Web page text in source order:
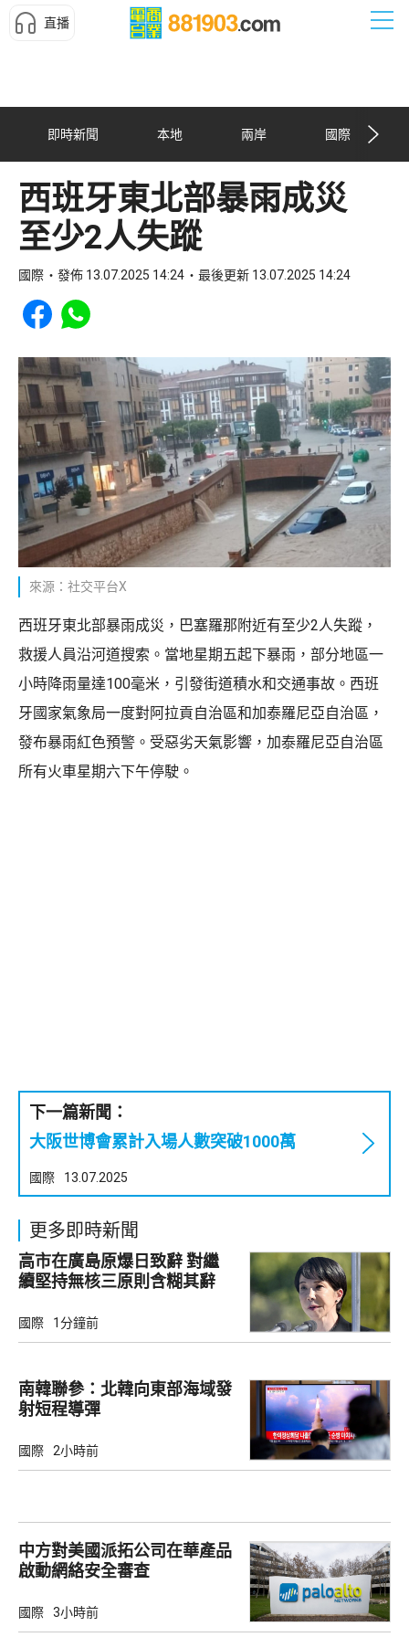
直播
即時新聞 本地 兩岸 國際
西班牙東北部暴雨成災
至少2人失蹤
國際 發佈 13.07.2025 14:24 最後更新 13.07.2025 14:24
Share to Facebook
Share to WhatsApp
來源：社交平台X
西班牙東北部暴雨成災，巴塞羅那附近有至少2人失蹤，
救援人員沿河道搜索。當地星期五起下暴雨，部分地區一
小時降雨量達100毫米，引發街道積水和交通事故。西班
牙國家氣象局一度對阿拉貢自治區和加泰羅尼亞自治區，
發布暴雨紅色預警。受惡劣天氣影響，加泰羅尼亞自治區
所有火車星期六下午停駛。
下一篇新聞：
大阪世博會累計入場人數突破1000萬
國際 13.07.2025
更多即時新聞
高市在廣島原爆日致辭 對繼
續堅持無核三原則含糊其辭
國際 1分鐘前
南韓聯參：北韓向東部海域發
射短程導彈
國際 2小時前
中方對美國派拓公司在華產品
啟動網絡安全審查
國際 3小時前